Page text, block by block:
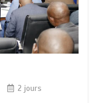
2 jours